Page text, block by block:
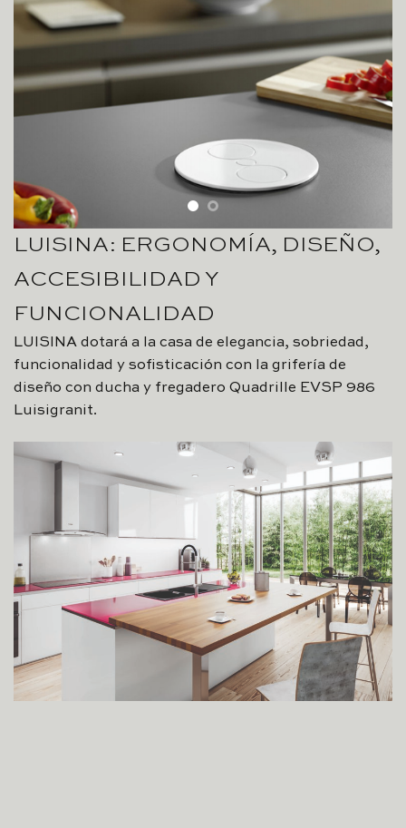
LUISINA: ERGONOMÍA, DISEÑO,
ACCESIBILIDAD Y
FUNCIONALIDAD
LUISINA dotará a la casa de elegancia, sobriedad,
funcionalidad y sofisticación con la grifería de
diseño con ducha y fregadero Quadrille EVSP 986
Luisigranit.